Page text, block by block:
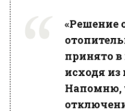
«Решение
принято в
исходя из
Напомню,